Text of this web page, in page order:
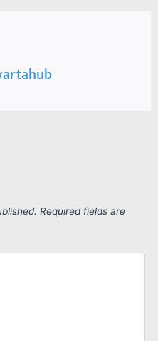
Required fields are